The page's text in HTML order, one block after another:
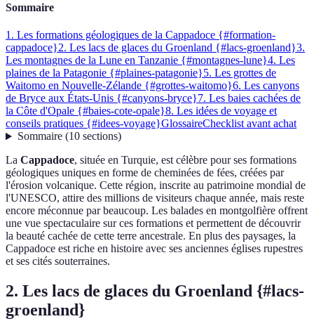
Sommaire
1. Les formations géologiques de la Cappadoce {#formation-
cappadoce}2. Les lacs de glaces du Groenland {#lacs-groenland}3.
Les montagnes de la Lune en Tanzanie {#montagnes-lune}4. Les
plaines de la Patagonie {#plaines-patagonie}5. Les grottes de
Waitomo en Nouvelle-Zélande {#grottes-waitomo}6. Les canyons
de Bryce aux États-Unis {#canyons-bryce}7. Les baies cachées de
la Côte d'Opale {#baies-cote-opale}8. Les idées de voyage et
conseils pratiques {#idees-voyage}GlossaireChecklist avant achat
Sommaire(10 sections)
La Cappadoce, située en Turquie, est célèbre pour ses formations
géologiques uniques en forme de cheminées de fées, créées par
l'érosion volcanique. Cette région, inscrite au patrimoine mondial de
l'UNESCO, attire des millions de visiteurs chaque année, mais reste
encore méconnue par beaucoup. Les balades en montgolfière offrent
une vue spectaculaire sur ces formations et permettent de découvrir
la beauté cachée de cette terre ancestrale. En plus des paysages, la
Cappadoce est riche en histoire avec ses anciennes églises rupestres
et ses cités souterraines.
2. Les lacs de glaces du Groenland {#lacs-
groenland}